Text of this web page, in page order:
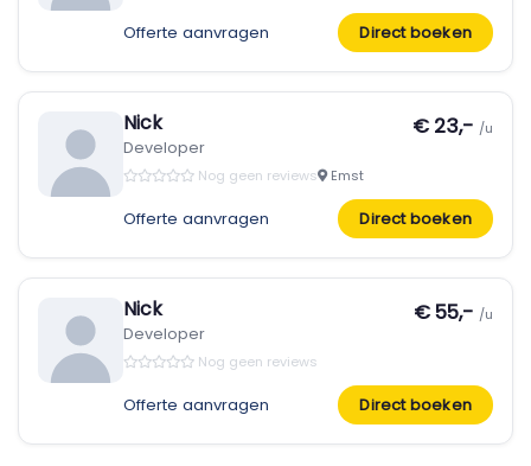
Offerte aanvragen Direct boeken
Nick
Developer
€ 23,- /u
Nog geen reviews Emst
Offerte aanvragen Direct boeken
Nick
Developer
€ 55,- /u
Nog geen reviews
Offerte aanvragen Direct boeken